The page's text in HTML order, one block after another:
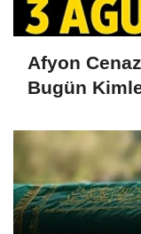
Afyon
Bugün